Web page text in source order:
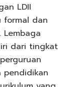
LDII
formal dan
dari tingkat
pendidikan